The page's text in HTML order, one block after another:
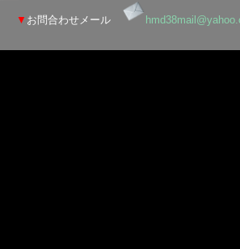
▼ お問合わせメール